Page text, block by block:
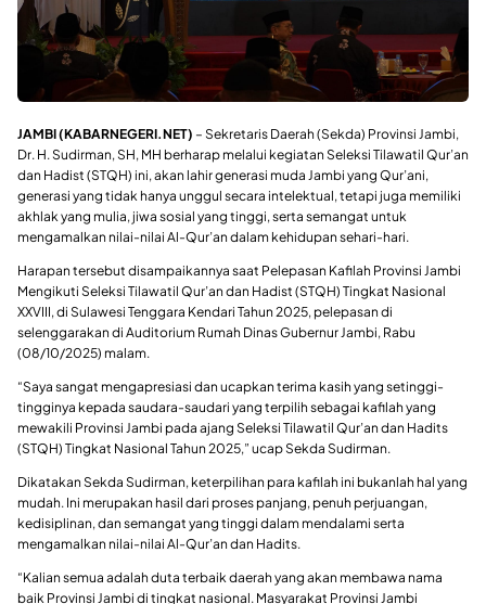
JAMBI (KABARNEGERI.NET) – Sekretaris Daerah (Sekda) Provinsi Jambi,
Dr. H. Sudirman, SH, MH berharap melalui kegiatan Seleksi Tilawatil Qur’an
dan Hadist (STQH) ini, akan lahir generasi muda Jambi yang Qur’ani,
generasi yang tidak hanya unggul secara intelektual, tetapi juga memiliki
akhlak yang mulia, jiwa sosial yang tinggi, serta semangat untuk
mengamalkan nilai-nilai Al-Qur’an dalam kehidupan sehari-hari.
Harapan tersebut disampaikannya saat Pelepasan Kafilah Provinsi Jambi
Mengikuti Seleksi Tilawatil Qur’an dan Hadist (STQH) Tingkat Nasional
XXVIII, di Sulawesi Tenggara Kendari Tahun 2025, pelepasan di
selenggarakan di Auditorium Rumah Dinas Gubernur Jambi, Rabu
(08/10/2025) malam.
“Saya sangat mengapresiasi dan ucapkan terima kasih yang setinggi-
tingginya kepada saudara-saudari yang terpilih sebagai kafilah yang
mewakili Provinsi Jambi pada ajang Seleksi Tilawatil Qur’an dan Hadits
(STQH) Tingkat Nasional Tahun 2025,” ucap Sekda Sudirman.
Dikatakan Sekda Sudirman, keterpilihan para kafilah ini bukanlah hal yang
mudah. Ini merupakan hasil dari proses panjang, penuh perjuangan,
kedisiplinan, dan semangat yang tinggi dalam mendalami serta
mengamalkan nilai-nilai Al-Qur’an dan Hadits.
“Kalian semua adalah duta terbaik daerah yang akan membawa nama
baik Provinsi Jambi di tingkat nasional. Masyarakat Provinsi Jambi